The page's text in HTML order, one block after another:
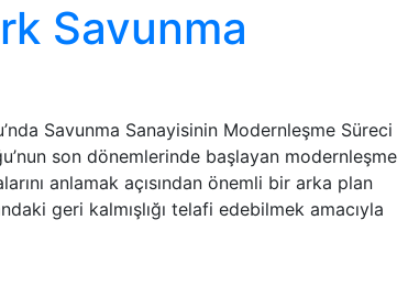
Savunma
Savunma Sanayisinin Modernleşme Süreci
son dönemlerinde başlayan modernleşme
anlamak açısından önemli bir arka plan
geri kalmışlığı telafi edebilmek amacıyla